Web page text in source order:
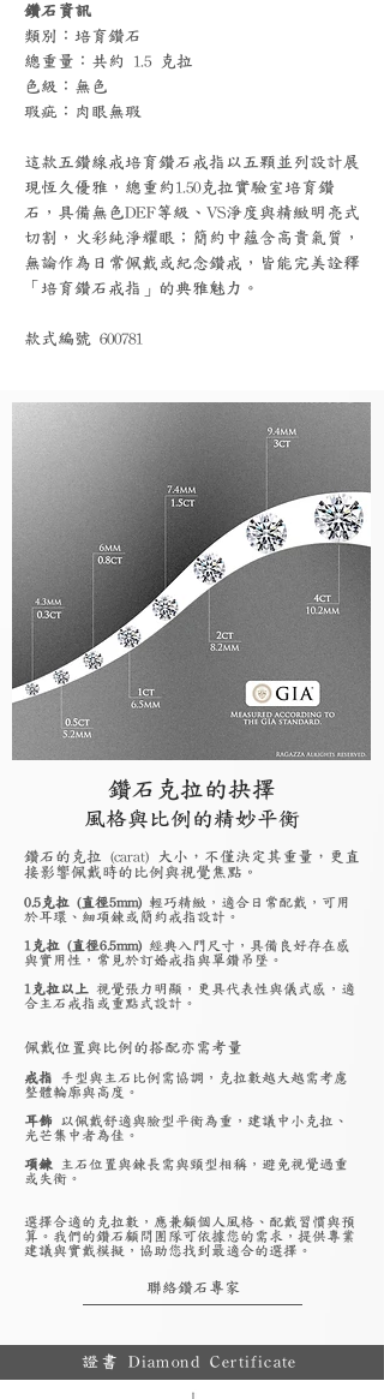
鑽石資訊
類別：培育鑽石
總重量：共約 1.5 克拉
色級：無色
瑕疵：肉眼無瑕
這款五鑽線戒培育鑽石戒指以五顆並列設計展
現恆久優雅，總重約1.50克拉實驗室培育鑽
石，具備無色DEF等級、VS淨度與精緻明亮式
切割，火彩純淨耀眼；簡約中蘊含高貴氣質，
無論作為日常佩戴或紀念鑽戒，皆能完美詮釋
「培育鑽石戒指」的典雅魅力。
款式編號 600781
鑽石克拉的抉擇
風格與比例的精妙平衡
鑽石的克拉 (carat) 大小，不僅決定其重量，更直
接影響佩戴時的比例與視覺焦點。
0.5克拉 (直徑5mm) 輕巧精緻，適合日常配戴，可用
於耳環、細項鍊或簡約戒指設計。
1克拉 (直徑6.5mm) 經典入門尺寸，具備良好存在感
與實用性，常見於訂婚戒指與單鑽吊墜。
1克拉以上 視覺張力明顯，更具代表性與儀式感，適
合主石戒指或重點式設計。
佩戴位置與比例的搭配亦需考量
戒指 手型與主石比例需協調，克拉數越大越需考慮
整體輪廓與高度。
耳飾 以佩戴舒適與臉型平衡為重，建議中小克拉、
光芒集中者為佳。
項鍊 主石位置與鍊長需與頸型相稱，避免視覺過重
或失衡。
選擇合適的克拉數，應兼顧個人風格、配戴習慣與預
算。我們的鑽石顧問團隊可依據您的需求，提供專業
建議與實戴模擬，協助您找到最適合的選擇。
聯絡鑽石專家
證書 Diamond Certificate